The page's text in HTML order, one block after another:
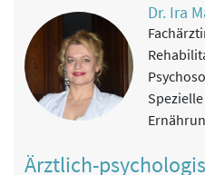
Einsatz der extrakorporalen
tiefenwirksamen
verspannten und / oder
Myofaszialen
ME/CFS, schmerzbedingten
und zur Schmerztherapie.
Sowie zur tiefenwirksamen
Dr. Ira
Ärztlich-